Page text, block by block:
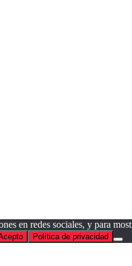
en redes sociales, y para
Política de privacidad